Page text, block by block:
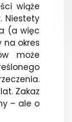
wiąże
Niestety
(a więc
na okres
może
Zakaz
– ale o